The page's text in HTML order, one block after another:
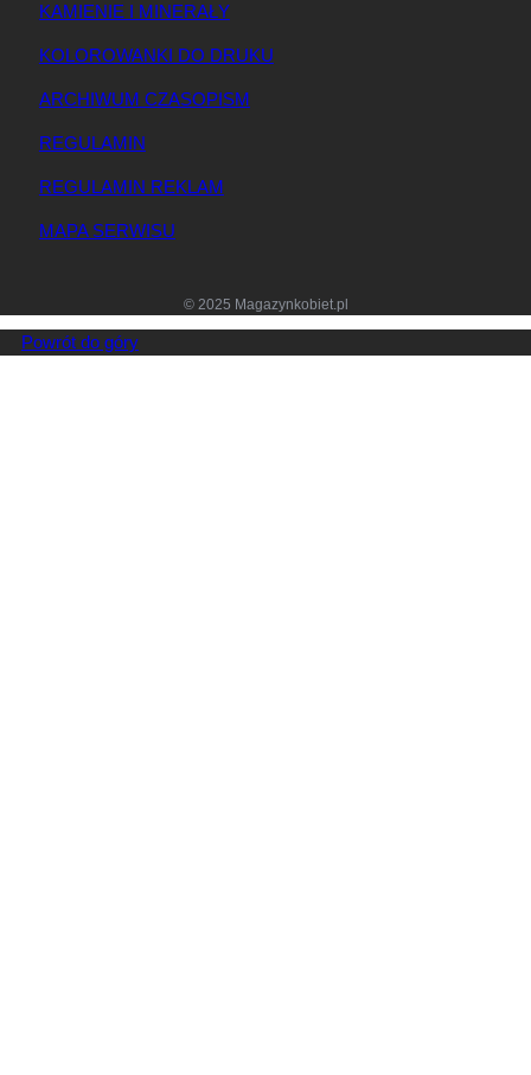
KAMIENIE I MINERAŁY
KOLOROWANKI DO DRUKU
ARCHIWUM CZASOPISM
REGULAMIN
REGULAMIN REKLAM
MAPA SERWISU
© 2025 Magazynkobiet.pl
Powrót do góry